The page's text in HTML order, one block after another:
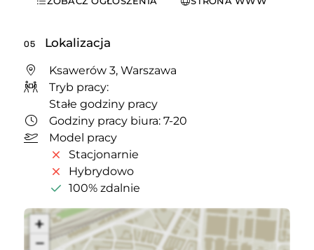
05 Lokalizacja
Ksawerów 3, Warszawa
Tryb pracy:
Stałe godziny pracy
Godziny pracy biura: 7-20
Model pracy
Stacjonarnie
Hybrydowo
100% zdalnie